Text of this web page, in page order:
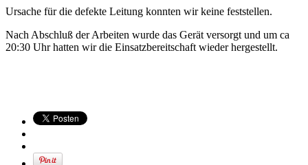
Ursache für die defekte Leitung konnten wir keine feststellen.
Nach Abschluß der Arbeiten wurde das Gerät versorgt und um ca
20:30 Uhr hatten wir die Einsatzbereitschaft wieder hergestellt.